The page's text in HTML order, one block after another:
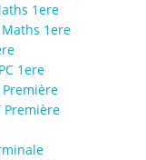
1ere
1ere
1ere
Première
Première